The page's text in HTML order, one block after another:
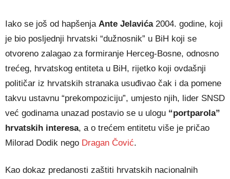
Iako se još od hapšenja Ante Jelavića 2004. godine, koji
je bio posljednji hrvatski “dužnosnik” u BiH koji se
otvoreno zalagao za formiranje Herceg-Bosne, odnosno
trećeg, hrvatskog entiteta u BiH, rijetko koji ovdašnji
političar iz hrvatskih stranaka usuđivao čak i da pomene
takvu ustavnu “prekompoziciju”, umjesto njih, lider SNSD
već godinama unazad postavio se u ulogu “portparola”
hrvatskih interesa, a o trećem entitetu više je pričao
Milorad Dodik nego Dragan Čović.
Kao dokaz predanosti zaštiti hrvatskih nacionalnih